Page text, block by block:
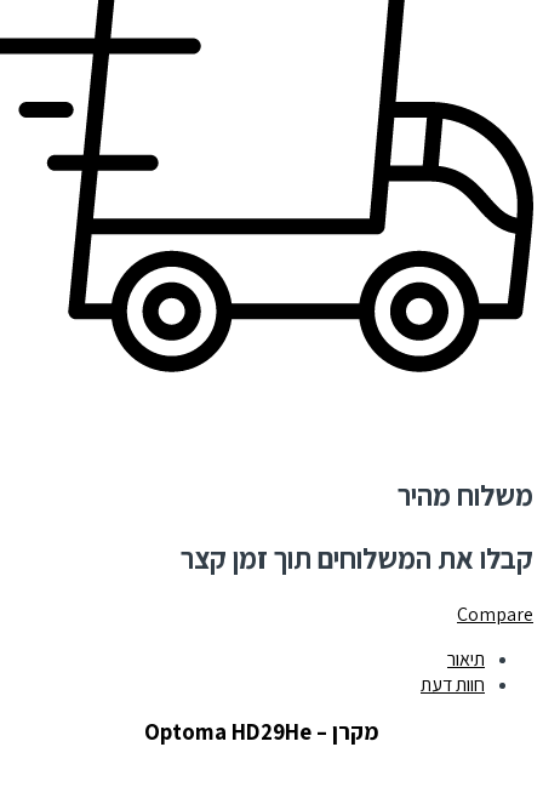
משלוח מהיר
קבלו את המשלוחים תוך זמן קצר
Compare
תיאור
חוות דעת
מקרן – Optoma HD29He